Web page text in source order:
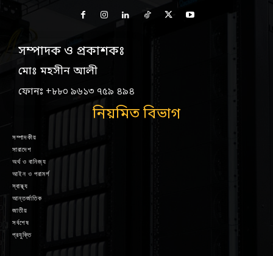
সম্পাদক ও প্রকাশকঃ
মোঃ মহসীন আলী
ফোনঃ +৮৮০ ৯৬১৩ ৭৫৯ ৪৯৪
নিয়মিত বিভাগ
সম্পাদকীয়
সারাদেশ
অর্থ ও বানিজ্য
আইন ও পরামর্শ
স্বাস্থ্য
আন্তর্জাতিক
জাতীয়
সর্বশেষ
প্রযুক্তি